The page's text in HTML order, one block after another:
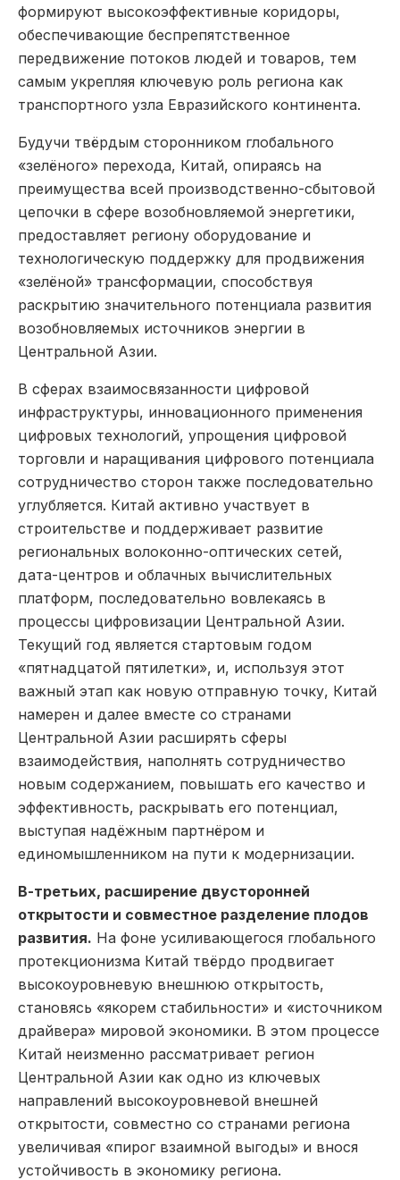
формируют высокоэффективные коридоры,
обеспечивающие беспрепятственное
передвижение потоков людей и товаров, тем
самым укрепляя ключевую роль региона как
транспортного узла Евразийского континента.
Будучи твёрдым сторонником глобального
«зелёного» перехода, Китай, опираясь на
преимущества всей производственно-сбытовой
цепочки в сфере возобновляемой энергетики,
предоставляет региону оборудование и
технологическую поддержку для продвижения
«зелёной» трансформации, способствуя
раскрытию значительного потенциала развития
возобновляемых источников энергии в
Центральной Азии.
В сферах взаимосвязанности цифровой
инфраструктуры, инновационного применения
цифровых технологий, упрощения цифровой
торговли и наращивания цифрового потенциала
сотрудничество сторон также последовательно
углубляется. Китай активно участвует в
строительстве и поддерживает развитие
региональных волоконно-оптических сетей,
дата-центров и облачных вычислительных
платформ, последовательно вовлекаясь в
процессы цифровизации Центральной Азии.
Текущий год является стартовым годом
«пятнадцатой пятилетки», и, используя этот
важный этап как новую отправную точку, Китай
намерен и далее вместе со странами
Центральной Азии расширять сферы
взаимодействия, наполнять сотрудничество
новым содержанием, повышать его качество и
эффективность, раскрывать его потенциал,
выступая надёжным партнёром и
единомышленником на пути к модернизации.
В-третьих, расширение двусторонней
открытости и совместное разделение плодов
развития. На фоне усиливающегося глобального
протекционизма Китай твёрдо продвигает
высокоуровневую внешнюю открытость,
становясь «якорем стабильности» и «источником
драйвера» мировой экономики. В этом процессе
Китай неизменно рассматривает регион
Центральной Азии как одно из ключевых
направлений высокоуровневой внешней
открытости, совместно со странами региона
увеличивая «пирог взаимной выгоды» и внося
устойчивость в экономику региона.